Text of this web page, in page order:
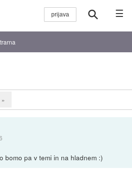
☰
»
bomo pa v temi in na hladnem :)